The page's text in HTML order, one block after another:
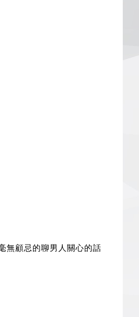
無顧忌的聊男人關心的話